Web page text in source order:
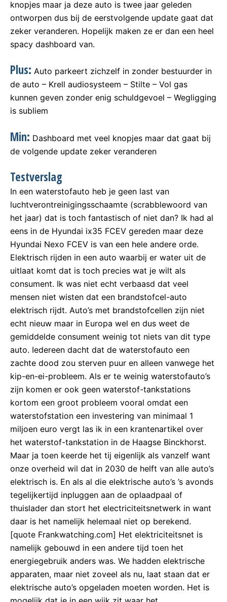
knopjes maar ja deze auto is twee jaar geleden
ontworpen dus bij de eerstvolgende update gaat dat
zeker veranderen. Hopelijk maken ze er dan een heel
spacy dashboard van.
Plus: Auto parkeert zichzelf in zonder bestuurder in
de auto – Krell audiosysteem – Stilte – Vol gas
kunnen geven zonder enig schuldgevoel – Wegligging
is subliem
Min: Dashboard met veel knopjes maar dat gaat bij
de volgende update zeker veranderen
Testverslag
In een waterstofauto heb je geen last van
luchtverontreinigingsschaamte (scrabblewoord van
het jaar) dat is toch fantastisch of niet dan? Ik had al
eens in de Hyundai ix35 FCEV gereden maar deze
Hyundai Nexo FCEV is van een hele andere orde.
Elektrisch rijden in een auto waarbij er water uit de
uitlaat komt dat is toch precies wat je wilt als
consument. Ik was niet echt verbaasd dat veel
mensen niet wisten dat een brandstofcel-auto
elektrisch rijdt. Auto’s met brandstofcellen zijn niet
echt nieuw maar in Europa wel en dus weet de
gemiddelde consument weinig tot niets van dit type
auto. Iedereen dacht dat de waterstofauto een
zachte dood zou sterven puur en alleen vanwege het
kip-en-ei-probleem. Als er te weinig waterstofauto’s
zijn komen er ook geen waterstof-tankstations
kortom een groot probleem vooral omdat een
waterstofstation een investering van minimaal 1
miljoen euro vergt las ik in een krantenartikel over
het waterstof-tankstation in de Haagse Binckhorst.
Maar ja toen keerde het tij eigenlijk als vanzelf want
onze overheid wil dat in 2030 de helft van alle auto’s
elektrisch is. En als al die elektrische auto’s ’s avonds
tegelijkertijd inpluggen aan de oplaadpaal of
thuislader dan stort het electriciteitsnetwerk in want
daar is het namelijk helemaal niet op berekend.
[quote Frankwatching.com] Het elektriciteitsnet is
namelijk gebouwd in een andere tijd toen het
energiegebruik anders was. We hadden elektrische
apparaten, maar niet zoveel als nu, laat staan dat er
elektrische auto’s opgeladen moeten worden. Het is